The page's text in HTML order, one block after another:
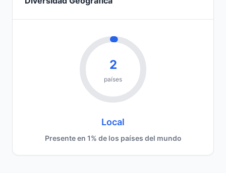
2
países
Local
Presente en 1% de los países del mundo